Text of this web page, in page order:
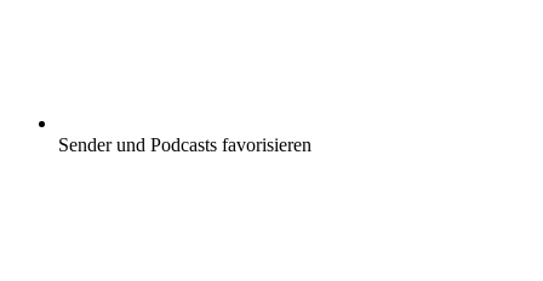
Sender und Podcasts favorisieren